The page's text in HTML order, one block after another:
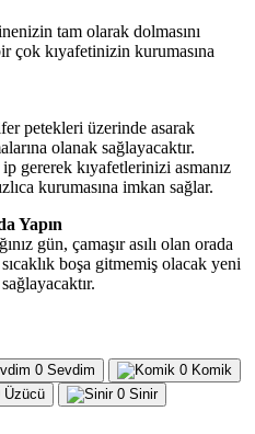
tam olarak dolmasını
çok kıyafetinizin kurumasına
petekleri üzerinde asarak
olanak sağlayacaktır.
gererek kıyafetlerinizi asmanız
kurumasına imkan sağlar.
Yapın
gün, çamaşır asılı olan orada
boşa gitmemiş olacak yeni
0 Sevdim 0 Komik
Üzücü 0 Sinir